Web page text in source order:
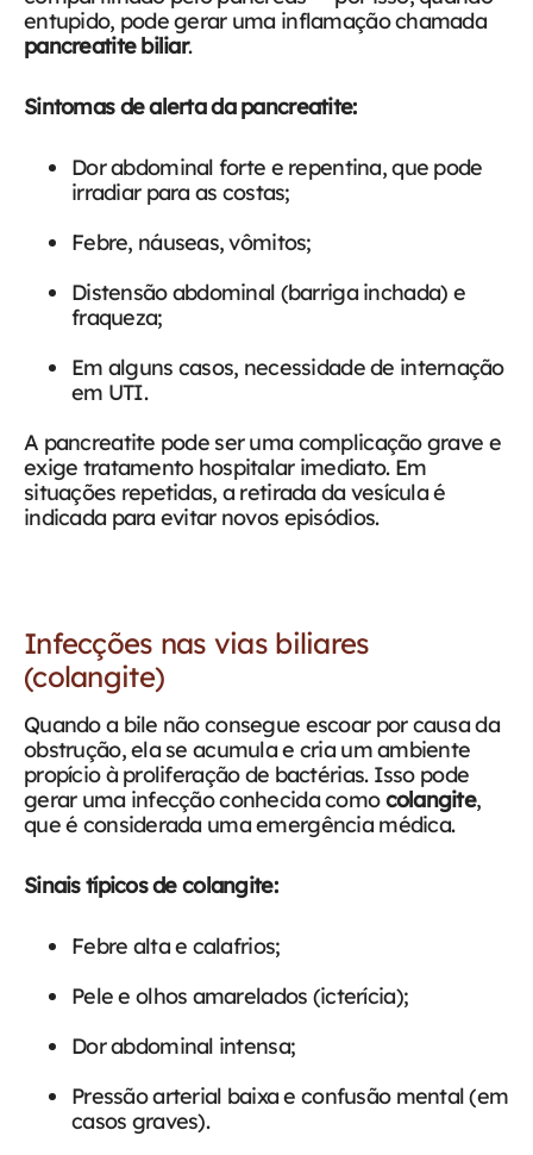
entupido, pode gerar uma inflamação chamada
pancreatite biliar.
Sintomas de alerta da pancreatite:
Dor abdominal forte e repentina, que pode
irradiar para as costas;
Febre, náuseas, vômitos;
Distensão abdominal (barriga inchada) e
fraqueza;
Em alguns casos, necessidade de internação
em UTI.
A pancreatite pode ser uma complicação grave e
exige tratamento hospitalar imediato. Em
situações repetidas, a retirada da vesícula é
indicada para evitar novos episódios.
Infecções nas vias biliares
(colangite)
Quando a bile não consegue escoar por causa da
obstrução, ela se acumula e cria um ambiente
propício à proliferação de bactérias. Isso pode
gerar uma infecção conhecida comocolangite,
que é considerada uma emergência médica.
Sinais típicos de colangite:
Febre alta e calafrios;
Pele e olhos amarelados (icterícia);
Dor abdominal intensa;
Pressão arterial baixa e confusão mental (em
casos graves).